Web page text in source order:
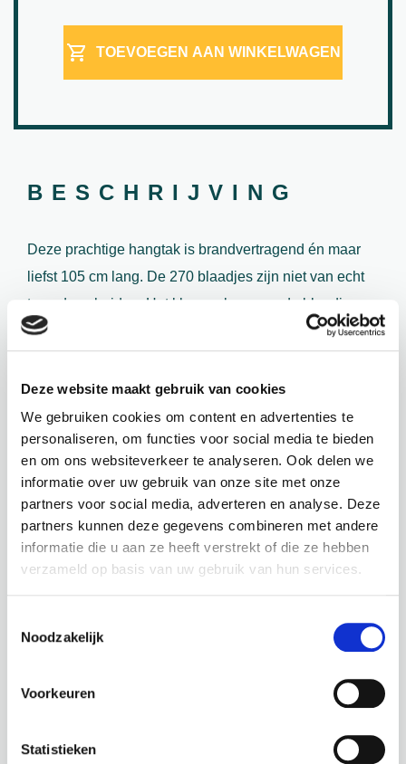
Deze website maakt gebruik van cookies
We gebruiken cookies om content en advertenties te
personaliseren, om functies voor social media te bieden
en om ons websiteverkeer te analyseren. Ook delen we
informatie over uw gebruik van onze site met onze
partners voor social media, adverteren en analyse. Deze
partners kunnen deze gegevens combineren met andere
informatie die u aan ze heeft verstrekt of die ze hebben
verzameld op basis van uw gebruik van hun services.
Noodzakelijk
Voorkeuren
Statistieken
TOEVOEGEN AAN WINKELWAGEN
BESCHRIJVING
Deze prachtige hangtak is brandvertragend én maar
liefst 105 cm lang. De 270 blaadjes zijn niet van echt
te onderscheiden. Het kleurverloop van de blaadjes
geeft de plant een levensechte uitstraling.
PROJECTEN
BAGELS EN BEANS